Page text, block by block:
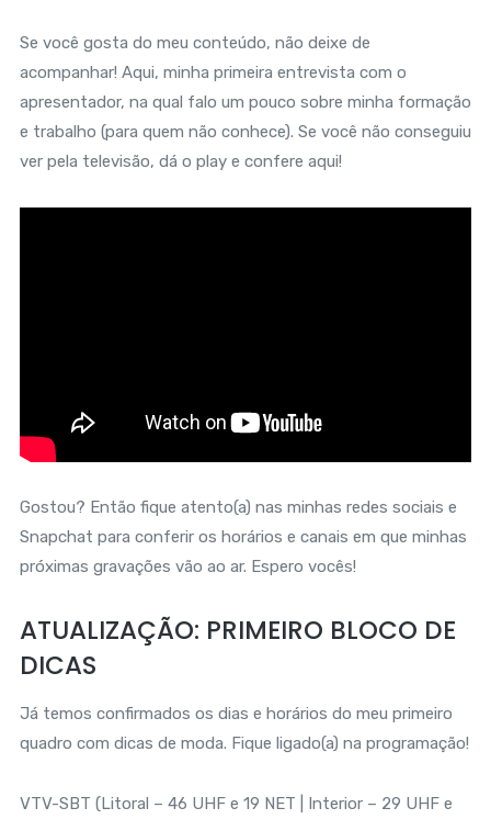
Se você gosta do meu conteúdo, não deixe de
acompanhar! Aqui, minha primeira entrevista com o
apresentador, na qual falo um pouco sobre minha formação
e trabalho (para quem não conhece). Se você não conseguiu
ver pela televisão, dá o play e confere aqui!
Gostou? Então fique atento(a) nas minhas redes sociais e
Snapchat para conferir os horários e canais em que minhas
próximas gravações vão ao ar. Espero vocês!
ATUALIZAÇÃO: PRIMEIRO BLOCO DE
DICAS
Já temos confirmados os dias e horários do meu primeiro
quadro com dicas de moda. Fique ligado(a) na programação!
VTV-SBT (Litoral – 46 UHF e 19 NET | Interior – 29 UHF e